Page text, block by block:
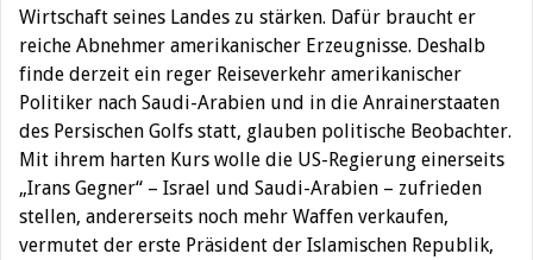
Wirtschaft seines Landes zu stärken. Dafür braucht er
reiche Abnehmer amerikanischer Erzeugnisse. Deshalb
finde derzeit ein reger Reiseverkehr amerikanischer
Politiker nach Saudi-Arabien und in die Anrainerstaaten
des Persischen Golfs statt, glauben politische Beobachter.
Mit ihrem harten Kurs wolle die US-Regierung einerseits
„Irans Gegner“ – Israel und Saudi-Arabien – zufrieden
stellen, andererseits noch mehr Waffen verkaufen,
vermutet der erste Präsident der Islamischen Republik,